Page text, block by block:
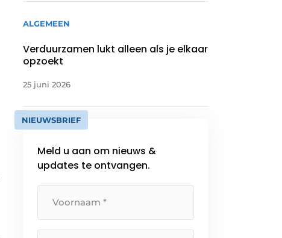
ALGEMEEN
Verduurzamen lukt alleen als je elkaar
opzoekt
25 juni 2026
NIEUWSBRIEF
Meld u aan om nieuws &
updates te ontvangen.